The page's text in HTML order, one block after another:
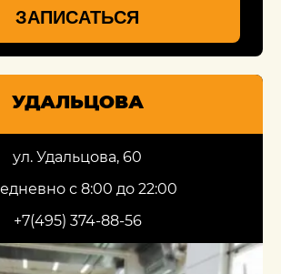
ЗАПИСАТЬСЯ
УДАЛЬЦОВА
ул. Удальцова, 60
с 8:00 до 22:00
+7(495) 374-88-56